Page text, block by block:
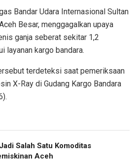
Bandar Udara Internasional Sultan
Besar, menggagalkan upaya
ganja seberat sekitar 1,2
layanan kargo bandara.
terdeteksi saat pemeriksaan
X-Ray di Gudang Kargo Bandara
Salah Satu Komoditas
Aceh